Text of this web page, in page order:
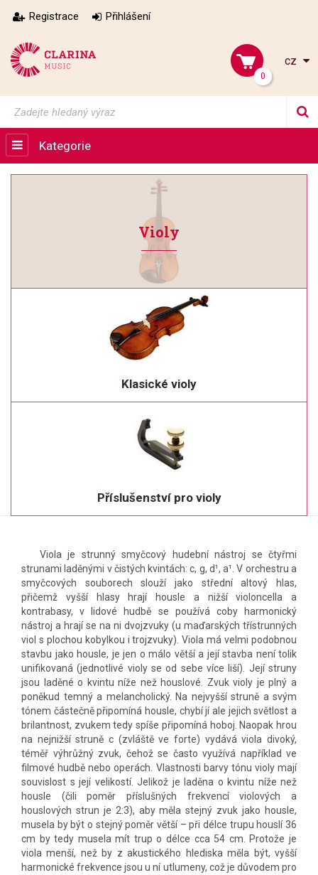
Registrace Přihlášení
0
cz
Kategorie
Violy
Klasické violy
Příslušenství pro violy
Viola je strunný smyčcový hudební nástroj se čtyřmi
strunami laděnými v čistých kvintách: c, g, d¹, a¹. V orchestru a
smyčcových souborech slouží jako střední altový hlas,
přičemž vyšší hlasy hrají housle a nižší violoncella a
kontrabasy, v lidové hudbě se používá coby harmonický
nástroj a hrají se na ni dvojzvuky (u maďarských třístrunných
viol s plochou kobylkou i trojzvuky). Viola má velmi podobnou
stavbu jako housle, je jen o málo větší a její stavba není tolik
unifikovaná (jednotlivé violy se od sebe více liší). Její struny
jsou laděné o kvintu níže než houslové. Zvuk violy je plný a
poněkud temný a melancholický. Na nejvyšší struně a svým
tónem částečně připomíná housle, chybí jí ale jejich světlost a
brilantnost, zvukem tedy spíše připomíná hoboj. Naopak hrou
na nejnižší struně c (zvláště ve forte) vydává viola divoký,
téměř výhrůžný zvuk, čehož se často využívá například ve
filmové hudbě nebo operách. Vlastnosti barvy tónu violy mají
souvislost s její velikostí. Jelikož je laděna o kvintu níže než
housle (čili poměr příslušných frekvencí violových a
houslových strun je 2:3), aby měla stejný zvuk jako housle,
musela by být o stejný poměr větší – při délce trupu houslí 36
cm by tedy musela mít trup o délce cca 54 cm. Protože je
viola menší, než by z akustického hlediska měla být, vyšší
harmonické frekvence jsou u ní utlumeny, což je důvodem pro